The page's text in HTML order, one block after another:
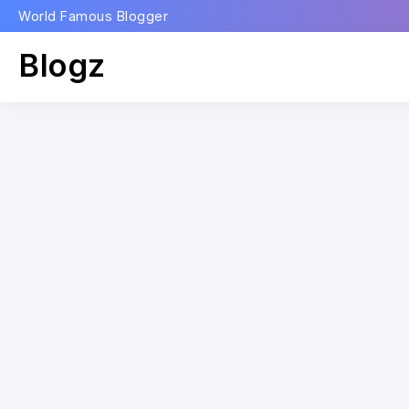
World Famous Blogger
Blogz